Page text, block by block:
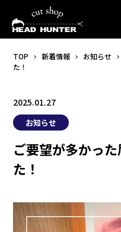
TOP 新着情報 お知らせ
た！
2025.01.27
お知らせ
ご要望が多かっ
た！